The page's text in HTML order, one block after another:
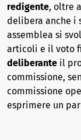
redigente, oltre
delibera anche i
assemblea si
articoli e il voto
deliberante il
commissione,
commissione
esprimere un